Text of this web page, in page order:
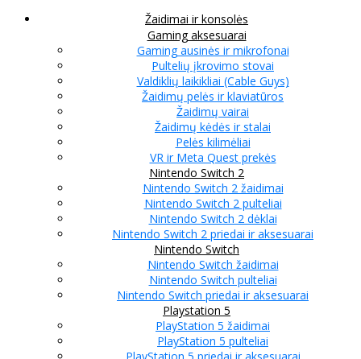
Žaidimai ir konsolės
Gaming aksesuarai
Gaming ausinės ir mikrofonai
Pultelių įkrovimo stovai
Valdiklių laikikliai (Cable Guys)
Žaidimų pelės ir klaviatūros
Žaidimų vairai
Žaidimų kėdės ir stalai
Pelės kilimėliai
VR ir Meta Quest prekės
Nintendo Switch 2
Nintendo Switch 2 žaidimai
Nintendo Switch 2 pulteliai
Nintendo Switch 2 dėklai
Nintendo Switch 2 priedai ir aksesuarai
Nintendo Switch
Nintendo Switch žaidimai
Nintendo Switch pulteliai
Nintendo Switch priedai ir aksesuarai
Playstation 5
PlayStation 5 žaidimai
PlayStation 5 pulteliai
PlayStation 5 priedai ir aksesuarai